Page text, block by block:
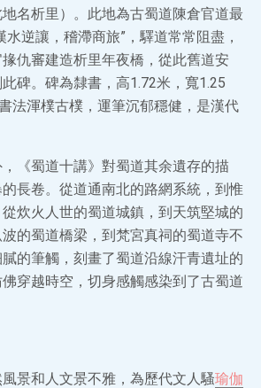
名析里）。此地為古蜀道陳倉官道最
水逆讓，稽滯商旅”，驛道常常阻盡，
仇審建造析里年夜橋，從此舊道安
碑。碑為隸書，高1.72米，寬1.25
法渾樸古樸，運筆沉郁穩健，是漢代
《蜀道十講》對蜀道其余遺存的描
長卷。從道通南北的路網系統，到惟
炊火人世的蜀道城鎮，到天筑堅城的
的蜀道橋梁，到梵宮真祠的蜀道寺不
的筆觸，刻畫了蜀道沿線汗青遺址的
穿越時空，切身感觸感染到了古蜀道
景和人文景不雅，為歷代文人騷瑜伽